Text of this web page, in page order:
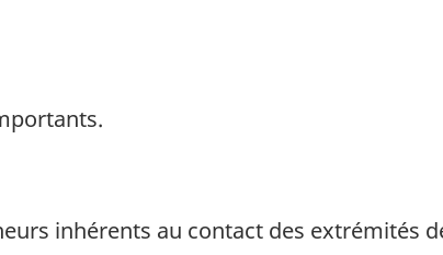
inhérents au contact des extrémités